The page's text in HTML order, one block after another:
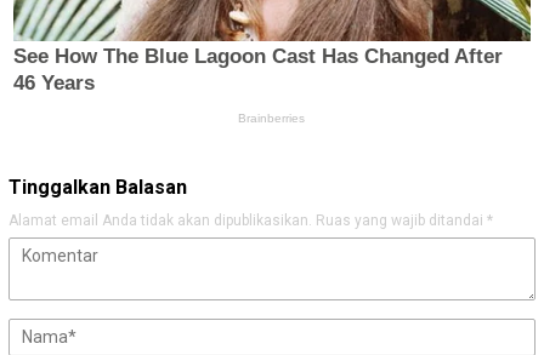
Tinggalkan Balasan
Alamat email Anda tidak akan dipublikasikan. Ruas yang wajib ditandai *